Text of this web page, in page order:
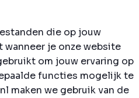
die op jouw
wanneer je onze website
om jouw ervaring op
functies mogelijk te
maken we gebruik van de